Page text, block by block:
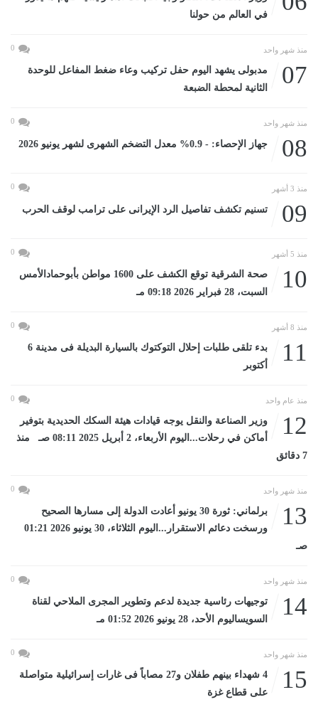
في العالم من حولنا
منذ شهر واحد 0
07
مدبولى يشهد اليوم حفل تركيب وعاء ضغط المفاعل للوحدة
الثانية لمحطة الضبعة
منذ شهر واحد 0
08 جهاز الإحصاء: - 0.9% معدل التضخم الشهرى لشهر يونيو 2026
منذ 3 أشهر 0
09 تسنيم تكشف تفاصيل الرد الإيرانى على ترامب لوقف الحرب
منذ 5 أشهر 0
10
صحة الشرقية توقع الكشف على 1600 مواطن بأبوحمادالأمس
السبت، 28 فبراير 2026 09:18 مـ
منذ 8 أشهر 0
11
بدء تلقى طلبات إحلال التوكتوك بالسيارة البديلة فى مدينة 6
أكتوبر
منذ عام واحد 0
12
وزير الصناعة والنقل يوجه قيادات هيئة السكك الحديدية بتوفير
أماكن في رحلات...اليوم الأربعاء، 2 أبريل 2025 08:11 صـ منذ
7 دقائق
منذ شهر واحد 0
13
برلماني: ثورة 30 يونيو أعادت الدولة إلى مسارها الصحيح
ورسخت دعائم الاستقرار...اليوم الثلاثاء، 30 يونيو 2026 01:21
صـ
منذ شهر واحد 0
14
توجيهات رئاسية جديدة لدعم وتطوير المجرى الملاحي لقناة
السويساليوم الأحد، 28 يونيو 2026 01:52 مـ
منذ شهر واحد 0
15
4 شهداء بينهم طفلان و27 مصاباً فى غارات إسرائيلية متواصلة
على قطاع غزة